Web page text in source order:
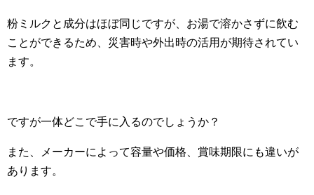
粉ミルクと成分はほぼ同じですが、お湯で溶かさずに飲む
ことができるため、災害時や外出時の活用が期待されてい
ます。
ですが一体どこで手に入るのでしょうか？
また、メーカーによって容量や価格、賞味期限にも違いが
あります。